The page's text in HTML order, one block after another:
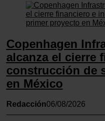
de cookies.
Las cookies de este sitio
el contenido y los
sociales y analizar el
información sobre el uso
nuestros partners de
web, quienes pueden
partir del uso que haya
Copenhagen
alcanza el cierre
construcción de
en México
Redacción06/08/2026